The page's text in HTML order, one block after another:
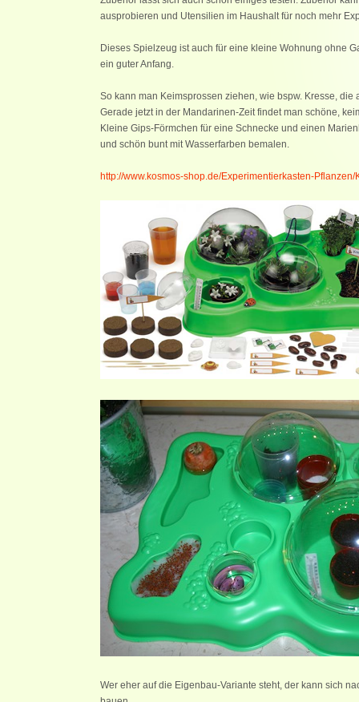
ausprobieren und Utensilien im Haushalt für noch mehr
Dieses Spielzeug ist auch für eine kleine Wohnung ohne
ein guter Anfang.
So kann man Keimsprossen ziehen, wie bspw. Kresse,
Gerade jetzt in der Mandarinen-Zeit findet man schöne,
Kleine Gips-Förmchen für eine Schnecke und einen
und schön bunt mit Wasserfarben bemalen.
http://www.kosmos-shop.de/Experimentierkasten-
Wer eher auf die Eigenbau-Variante steht, der kann sich